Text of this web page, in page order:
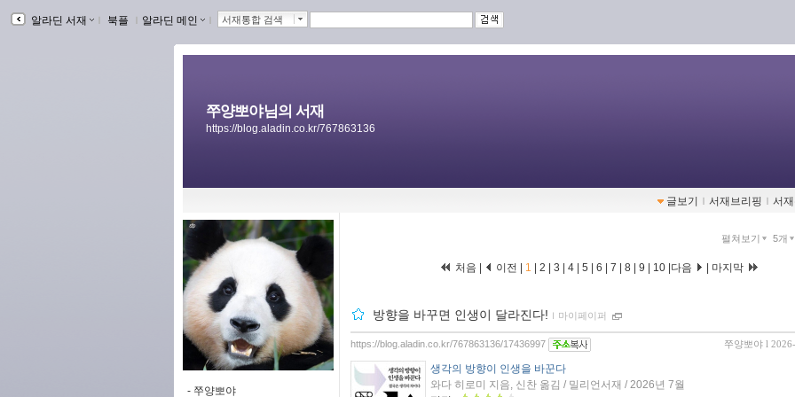
알라딘 서재 북플 알라딘 메인 서재통합 검색
쭈양뽀야님의 서재
https://blog.aladin.co.kr/767863136
글보기 ｌ 서재브리핑 ｌ 서
- 쭈양뽀야
펼쳐보기 5개
처음 | 이전 | 1 2 3 4 5 6 7 8 9 10 다음 마지막
방향을 바꾸면 인생이 달라진다! ｌ 마이페이퍼
쭈양뽀야 l
https://blog.aladin.co.kr/767863136/17436997
생각의 방향이 인생을 바꾼다
와다 히로미 지음, 신찬 옮김 / 밀리언서재 / 2026년 7월